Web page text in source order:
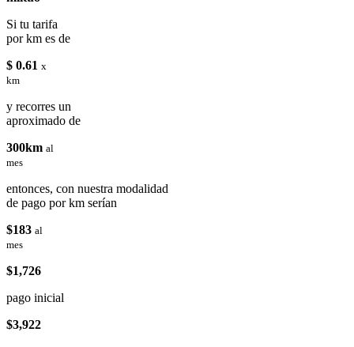
Si tu tarifa
por km es de
$ 0.61 x
km
y recorres un
aproximado de
300km al
mes
entonces, con nuestra modalidad
de pago por km serían
$183 al
mes
$1,726
pago inicial
$3,922